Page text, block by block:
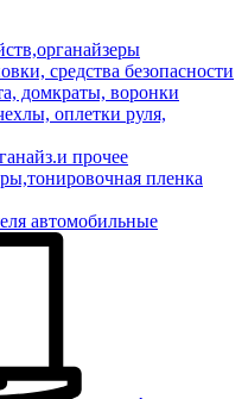
средства безопасности
домкраты, воронки
оплетки руля,
прочее
пленка
автомобильные